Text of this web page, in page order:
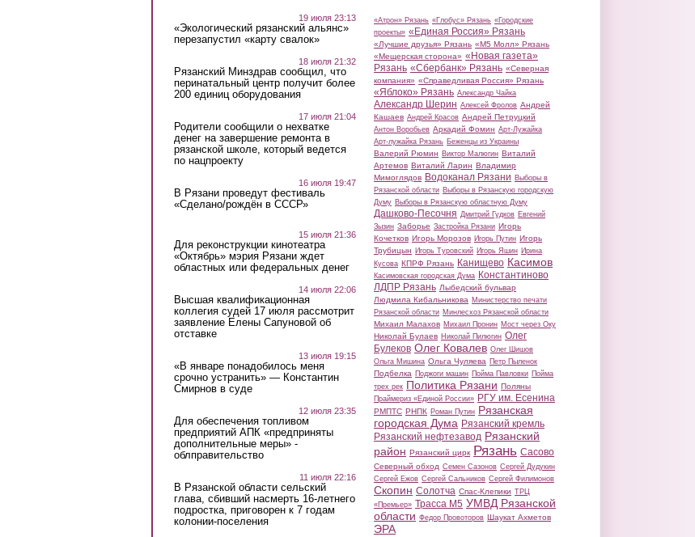
19 июля 23:13
«Экологический рязанский альянс»
перезапустил «карту свалок»
18 июля 21:32
Рязанский Минздрав сообщил, что
перинатальный центр получит более
200 единиц оборудования
17 июля 21:04
Родители сообщили о нехватке
денег на завершение ремонта в
рязанской школе, который ведется
по нацпроекту
16 июля 19:47
В Рязани проведут фестиваль
«Сделано/рождён в СССР»
15 июля 21:36
Для реконструкции кинотеатра
«Октябрь» мэрия Рязани ждет
областных или федеральных денег
14 июля 22:06
Высшая квалификационная
коллегия судей 17 июля рассмотрит
заявление Елены Сапуновой об
отставке
13 июля 19:15
«В январе понадобилось меня
срочно устранить» — Константин
Смирнов в суде
12 июля 23:35
Для обеспечения топливом
предприятий АПК «предприняты
дополнительные меры» -
облправительство
11 июля 22:16
В Рязанской области сельский
глава, сбивший насмерть 16-летнего
подростка, приговорен к 7 годам
колонии-поселения
«Атрон» Рязань «Глобус» Рязань «Городские
проекты» «Единая Россия» Рязань
«Лучшие друзья» Рязань «М5 Молл» Рязань
«Мещерская сторона» «Новая газета»
Рязань «Сбербанк» Рязань «Северная
компания» «Справедливая Россия» Рязань
«Яблоко» Рязань Александр Чайка
Александр Шерин Алексей Фролов Андрей
Кашаев Андрей Красов Андрей Петруцкий
Антон Воробьев Аркадий Фомин Арт-Лужайка
Арт-лужайка Рязань Беженцы из Украины
Валерий Рюмин Виктор Малюгин Виталий
Артемов Виталий Ларин Владимир
Мимоглядов Водоканал Рязани Выборы в
Рязанской области Выборы в Рязанскую городскую
Думу Выборы в Рязанскую областную Думу
Дашково-Песочня Дмитрий Гудков Евгений
Зызин Заборье Застройка Рязани Игорь
Кочетков Игорь Морозов Игорь Путин Игорь
Трубицын Игорь Туровский Игорь Яшин Ирина
Кусова КПРФ Рязань Канищево Касимов
Касимовская городская Дума Константиново
ЛДПР Рязань Лыбедский бульвар
Людмила Кибальникова Министерство печати
Рязанской области Минлесхоз Рязанской области
Михаил Малахов Михаил Пронин Мост через Оку
Николай Булаев Николай Пилюгин Олег
Булеков Олег Ковалев Олег Шишов
Ольга Мишина Ольга Чуляева Петр Пыленок
Подбелка Поджоги машин Пойма Павловки Пойма
трех рек Политика Рязани Поляны
Праймериз «Единой России» РГУ им. Есенина
РМПТС РНПК Роман Путин Рязанская
городская Дума Рязанский кремль
Рязанский нефтезавод Рязанский
район Рязанский цирк Рязань Сасово
Северный обход Семен Сазонов Сергей Дудукин
Сергей Ежов Сергей Сальников Сергей Филимонов
Скопин Солотча Спас-Клепики ТРЦ
«Премьер» Трасса М5 УМВД Рязанской
области Федор Провоторов Шаукат Ахметов
ЭРА